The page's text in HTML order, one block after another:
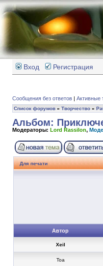
Вход Регистрация
Сообщения без ответов | Активные
Список форумов » Творчество »
Альбом:
Модераторы: Lord Rassilon,
Для печати
Автор
Xeil
Тоа